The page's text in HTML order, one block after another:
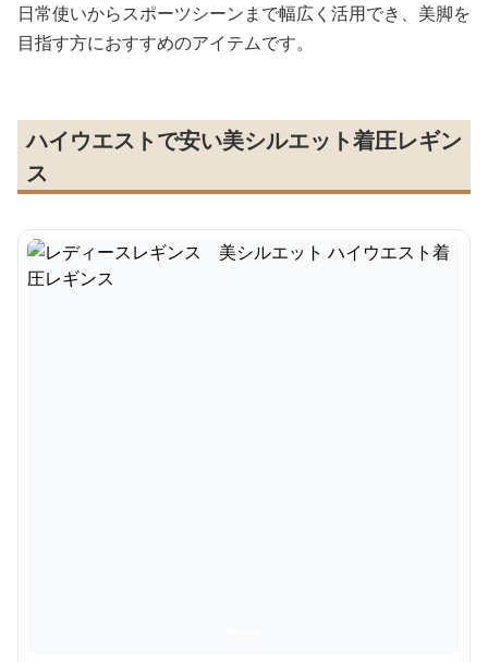
日常使いからスポーツシーンまで幅広く活用でき、美脚を
目指す方におすすめのアイテムです。
ハイウエストで安い美シルエット着圧レギン
ス